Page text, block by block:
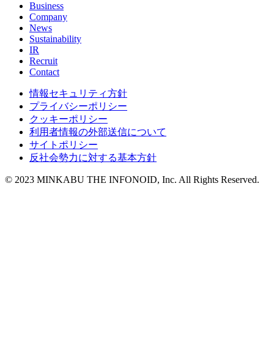
Business
Company
News
Sustainability
IR
Recruit
Contact
情報セキュリティ方針
プライバシーポリシー
クッキーポリシー
利用者情報の外部送信について
サイトポリシー
反社会勢力に対する基本方針
© 2023 MINKABU THE INFONOID, Inc. All Rights Reserved.